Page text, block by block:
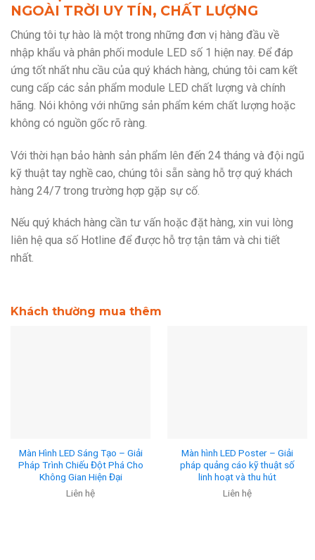
NGOÀI TRỜI UY TÍN, CHẤT LƯỢNG
Chúng tôi tự hào là một trong những đơn vị hàng đầu về
nhập khẩu và phân phối module LED số 1 hiện nay. Để đáp
ứng tốt nhất nhu cầu của quý khách hàng, chúng tôi cam kết
cung cấp các sản phẩm module LED chất lượng và chính
hãng. Nói không với những sản phẩm kém chất lượng hoặc
không có nguồn gốc rõ ràng.
Với thời hạn bảo hành sản phẩm lên đến 24 tháng và đội ngũ
kỹ thuật tay nghề cao, chúng tôi sẵn sàng hỗ trợ quý khách
hàng 24/7 trong trường hợp gặp sự cố.
Nếu quý khách hàng cần tư vấn hoặc đặt hàng, xin vui lòng
liên hệ qua số Hotline để được hỗ trợ tận tâm và chi tiết
nhất.
Khách thường mua thêm
Màn Hình LED Sáng Tạo – Giải
Pháp Trình Chiếu Đột Phá Cho
Không Gian Hiện Đại
Liên hệ
Màn hình LED Poster – Giải
pháp quảng cáo kỹ thuật số
linh hoạt và thu hút
Liên hệ